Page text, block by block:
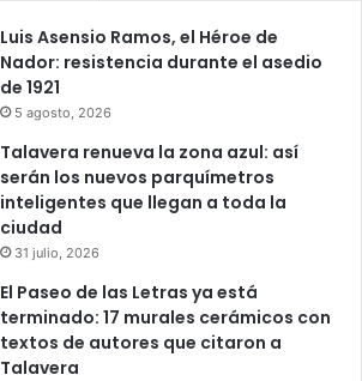
Luis Asensio Ramos, el Héroe de
Nador: resistencia durante el asedio
de 1921
5 agosto, 2026
Talavera renueva la zona azul: así
serán los nuevos parquímetros
inteligentes que llegan a toda la
ciudad
31 julio, 2026
El Paseo de las Letras ya está
terminado: 17 murales cerámicos con
textos de autores que citaron a
Talavera